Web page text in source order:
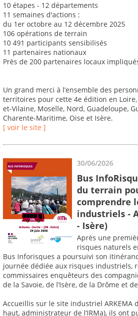
10 étapes - 12 départements
11 semaines d'actions :
du 1er octobre au 12 décembre 2025
106 opérations de terrain
10 491 participants sensibilisés
11 partenaires nationaux
Près de 200 partenaires locaux
Un grand merci à l’ensemble des
territoires pour cette 4e édition en Loire,
et-Vilaine, Moselle, Nord, Guadeloupe,
Charente-Maritime, Oise et Isère.
[ voir le site ]
30/06/2026
Bus
du terrain
comprendre
industriels -
- Isère)
Après une
risques naturels
Bus Inforisques a poursuivi son
journée dédiée aux risques industriels,
commissaires enquêteurs des
de la Savoie, de l’Isère, de la Drôme et
Accueillis sur le site industriel ARKEMA
haut, administrateur de l’IRMa), ils ont